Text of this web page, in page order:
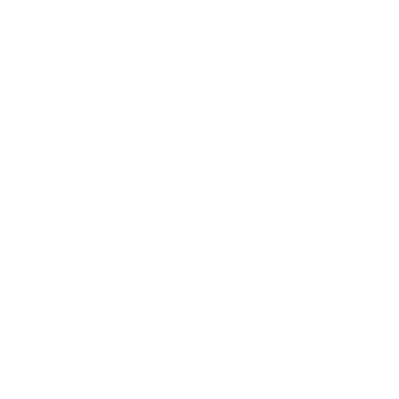
som museer og historiske
med luksuriøse toiletartikler.